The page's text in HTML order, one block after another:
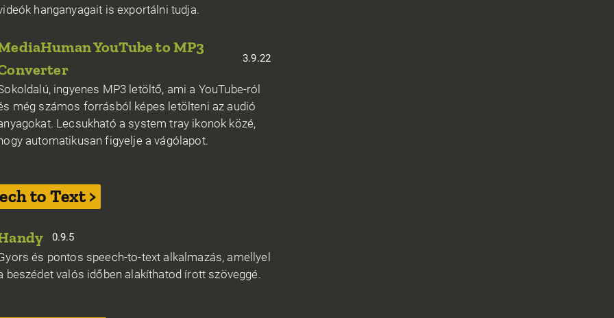
hanganyagait is exportálni tudja.
YouTube to MP3
3.9.22
ingyenes MP3 letöltő, ami a YouTube-ról
még számos forrásból képes letölteni az audió
Lecsukható a system tray ikonok közé,
automatikusan figyelje a vágólapot.
to Text >
0.9.5
és pontos speech-to-text alkalmazás, amellyel
beszédet valós időben alakíthatod írott szöveggé.